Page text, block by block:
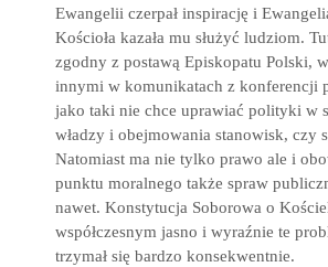
Ewangelii czerpał inspirację i
Kościoła kazała mu służyć ludziom.
zgodny z postawą Episkopatu Polski,
innymi w komunikatach z konferencji
jako taki nie chce uprawiać polityki w
władzy i obejmowania stanowisk, czy
Natomiast ma nie tylko prawo ale i
punktu moralnego także spraw
nawet. Konstytucja Soborowa o
współczesnym jasno i wyraźnie te
trzymał się bardzo konsekwentnie.